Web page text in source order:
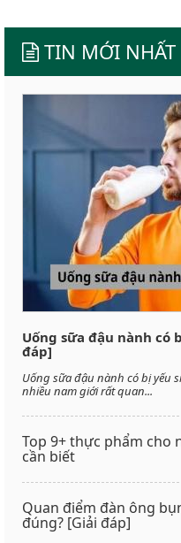
TIN MỚI NHẤT
Uống sữa đậu nành có
đáp]
Uống sữa đậu nành có bị yếu
nhiều nam giới rất quan...
Top 9+ thực phẩm cho
cần biết
Quan điểm đàn ông
đúng? [Giải đáp]